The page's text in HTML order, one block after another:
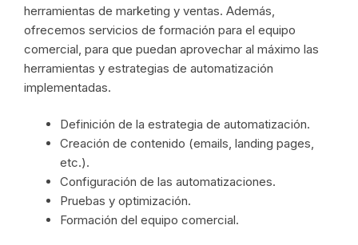
herramientas de marketing y ventas. Además,
ofrecemos servicios de formación para el equipo
comercial, para que puedan aprovechar al máximo las
herramientas y estrategias de automatización
implementadas.
Definición de la estrategia de automatización.
Creación de contenido (emails, landing pages,
etc.).
Configuración de las automatizaciones.
Pruebas y optimización.
Formación del equipo comercial.